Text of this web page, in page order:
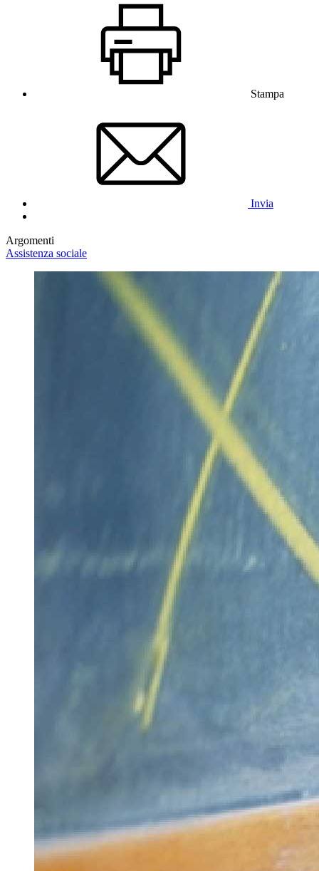
Stampa
Invia
Argomenti
Assistenza sociale